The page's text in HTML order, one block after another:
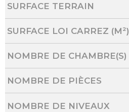
SURFACE TERRAIN
SURFACE LOI CARREZ (M²)
NOMBRE DE CHAMBRE(S)
NOMBRE DE PIÈCES
NOMBRE DE NIVEAUX